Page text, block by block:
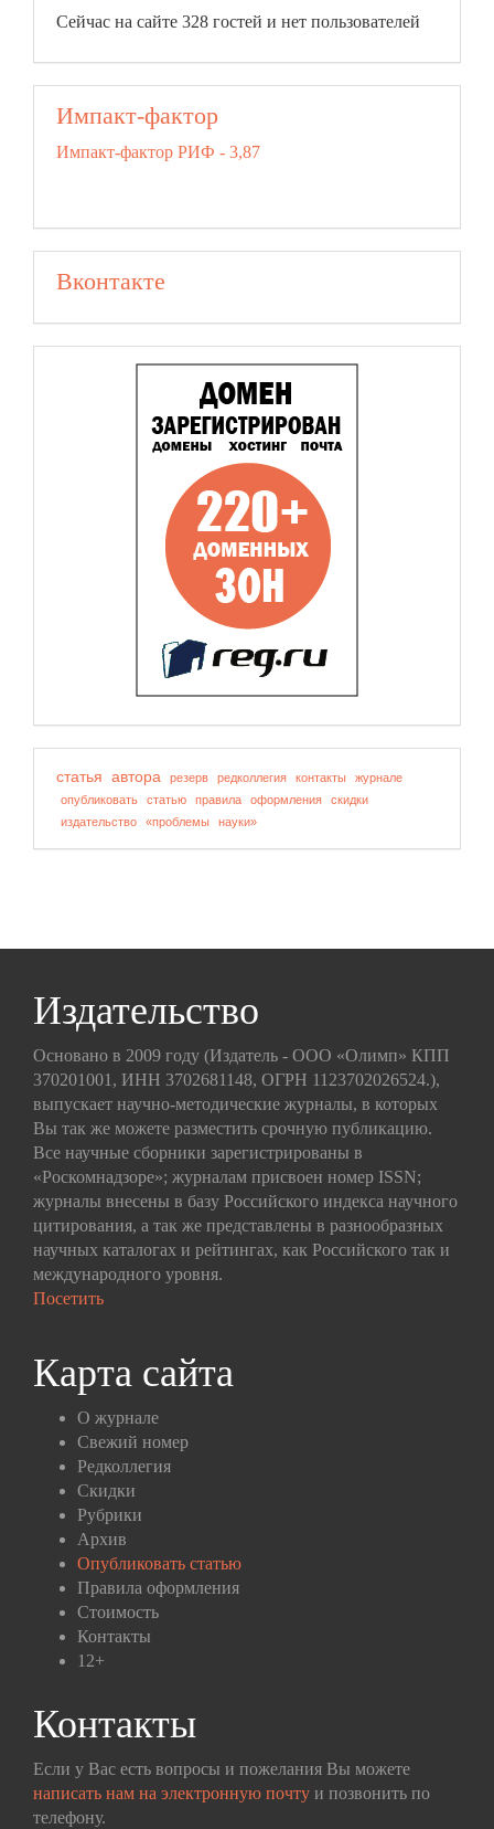
Сейчас на сайте 328 гостей и нет пользователей
Импакт-фактор
Импакт-фактор РИФ - 3,87
Вконтакте
статья автора резерв редколлегия контакты
журнале
опубликовать
статью правила оформления
скидки
издательство
«проблемы науки»
Издательство
Основано в 2009 году (Издатель - ООО «Олимп» КПП
370201001, ИНН 3702681148, ОГРН 1123702026524.),
выпускает научно-методические журналы, в которых
Вы так же можете разместить срочную публикацию.
Все научные сборники зарегистрированы в
«Роскомнадзоре»; журналам присвоен номер ISSN;
журналы внесены в базу Российского индекса научного
цитирования, а так же представлены в разнообразных
научных каталогах и рейтингах, как Российского так и
международного уровня.
Посетить
Карта сайта
О журнале
Свежий номер
Редколлегия
Скидки
Рубрики
Архив
Опубликовать статью
Правила оформления
Стоимость
Контакты
12+
Контакты
Если у Вас есть вопросы и пожелания Вы можете
написать нам на электронную почту и позвонить по
телефону.